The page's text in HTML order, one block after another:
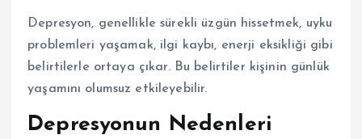
Depresyon, genellikle sürekli üzgün hissetmek, uyku
problemleri yaşamak, ilgi kaybı, enerji eksikliği gibi
belirtilerle ortaya çıkar. Bu belirtiler kişinin günlük
yaşamını olumsuz etkileyebilir.
Depresyonun Nedenleri